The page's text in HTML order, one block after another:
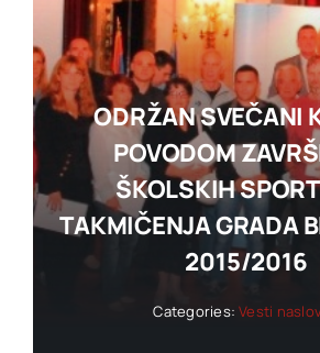
ODRŽAN SVEČANI
POVODOM
ŠKOLSKIH
TAKMIČENJA GRADA
2015/2016
Categories:Vesti